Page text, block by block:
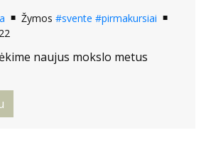
Žymos #svente #pirmakursiai
naujus mokslo metus